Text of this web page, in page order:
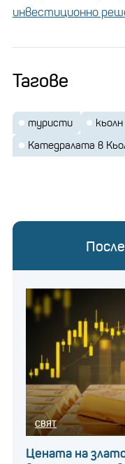
инвестиционно
Тагове
туристи кьолн
Катедралата в
СВЯТ
Цената на